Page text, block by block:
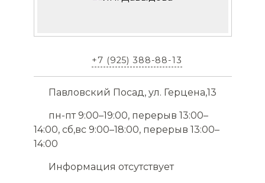
+7 (925) 388-88-13
Павловский Посад, ул. Герцена,13
пн-пт 9:00–19:00, перерыв 13:00–
14:00, сб,вс 9:00–18:00, перерыв 13:00–
14:00
Информация отсутствует